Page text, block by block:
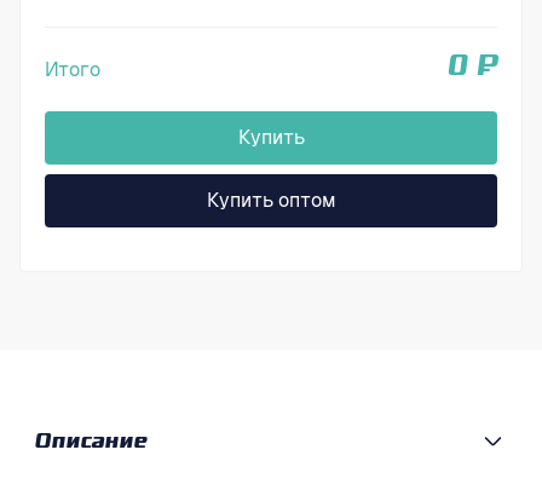
Итого 0 ₽
Купить
Купить оптом
Описание